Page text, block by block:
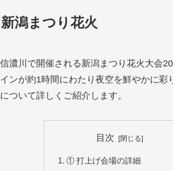
潟まつり花火
濃川で開催される新潟まつり花火大会
ンが約1時間にわたり夜空を鮮やかに
ついて詳しくご紹介します。
目次
① 打上げ会場の詳細